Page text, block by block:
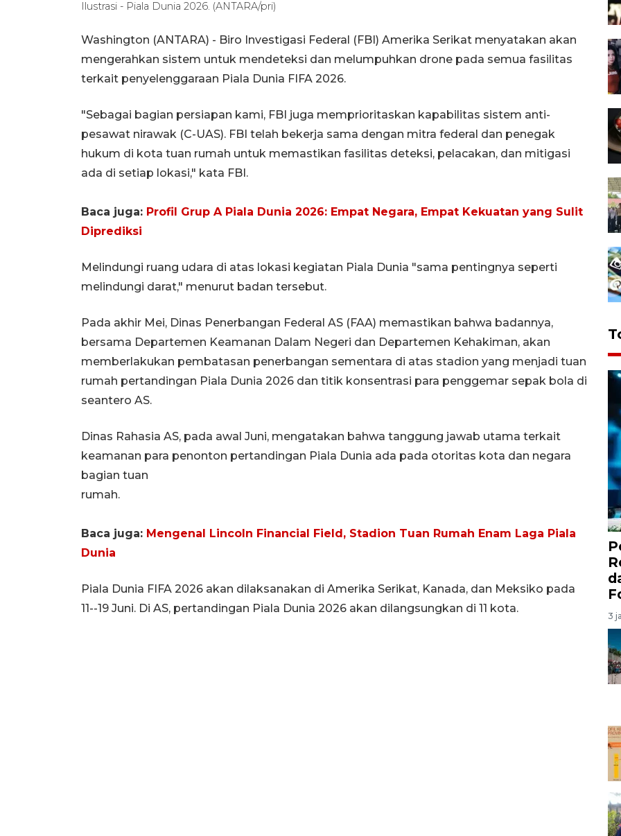
Ilustrasi - Piala Dunia 2026. (ANTARA/pri)
Washington (ANTARA) - Biro Investigasi Federal (FBI) Amerika Serikat menyatakan akan
mengerahkan sistem untuk mendeteksi dan melumpuhkan drone pada semua fasilitas
terkait penyelenggaraan Piala Dunia FIFA 2026.
"Sebagai bagian persiapan kami, FBI juga memprioritaskan kapabilitas sistem anti-
pesawat nirawak (C-UAS). FBI telah bekerja sama dengan mitra federal dan penegak
hukum di kota tuan rumah untuk memastikan fasilitas deteksi, pelacakan, dan mitigasi
ada di setiap lokasi," kata FBI.
Baca juga: Profil Grup A Piala Dunia 2026: Empat Negara, Empat Kekuatan yang Sulit
Diprediksi
Melindungi ruang udara di atas lokasi kegiatan Piala Dunia "sama pentingnya seperti
melindungi darat," menurut badan tersebut.
Pada akhir Mei, Dinas Penerbangan Federal AS (FAA) memastikan bahwa badannya,
bersama Departemen Keamanan Dalam Negeri dan Departemen Kehakiman, akan
memberlakukan pembatasan penerbangan sementara di atas stadion yang menjadi tuan
rumah pertandingan Piala Dunia 2026 dan titik konsentrasi para penggemar sepak bola di
seantero AS.
Dinas Rahasia AS, pada awal Juni, mengatakan bahwa tanggung jawab utama terkait
keamanan para penonton pertandingan Piala Dunia ada pada otoritas kota dan negara
bagian tuan
rumah.
Baca juga: Mengenal Lincoln Financial Field, Stadion Tuan Rumah Enam Laga Piala
Dunia
Piala Dunia FIFA 2026 akan dilaksanakan di Amerika Serikat, Kanada, dan Meksiko pada
11--19 Juni. Di AS, pertandingan Piala Dunia 2026 akan dilangsungkan di 11 kota.
3